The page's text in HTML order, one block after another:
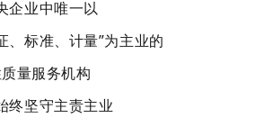
企业中唯一以
、标准、计量”为主业的
量服务机构
终坚守主责主业